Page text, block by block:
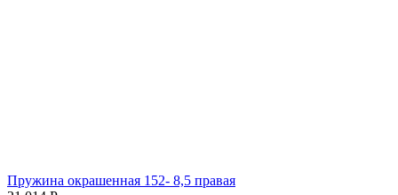
Пружина окрашенная 152- 8,5 правая